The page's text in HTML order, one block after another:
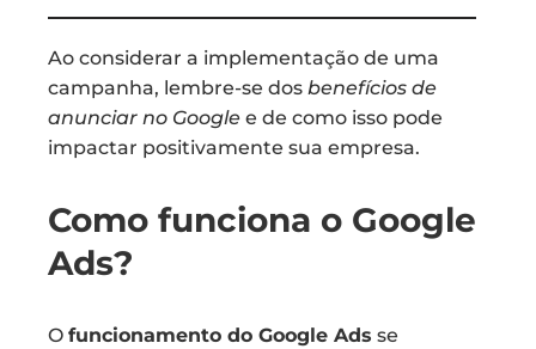
Ao considerar a implementação de uma
campanha, lembre-se dos benefícios de
anunciar no Google e de como isso pode
impactar positivamente sua empresa.
Como funciona o Google
Ads?
O funcionamento do Google Ads se